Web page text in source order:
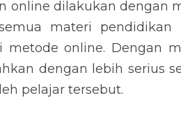
online dilakukan dengan
materi pendidikan
online. Dengan
dengan lebih serius
pelajar tersebut.